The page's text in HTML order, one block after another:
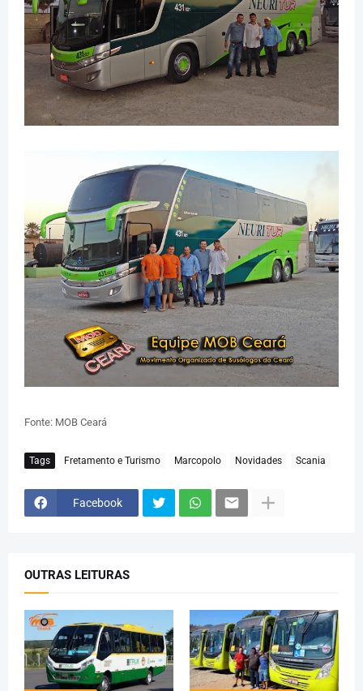
Fonte: MOB Ceará
Tags Fretamento e Turismo Marcopolo Novidades Scania
Facebook
OUTRAS LEITURAS